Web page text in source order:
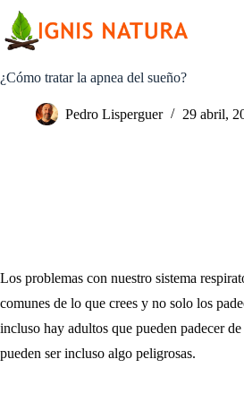
contenido
¿Cómo tratar la apnea del sueño?
Pedro Lisperguer 29 abril,
Los problemas con nuestro sistema
comunes de lo que crees y no solo los
incluso hay adultos que pueden padecer de
pueden ser incluso algo peligrosas.